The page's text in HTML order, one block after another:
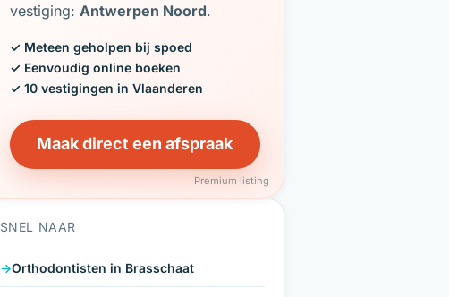
vestiging: Antwerpen Noord.
✓ Meteen geholpen bij spoed
✓ Eenvoudig online boeken
✓ 10 vestigingen in Vlaanderen
Maak direct een afspraak
Premium listing
SNEL NAAR
Orthodontisten in Brasschaat